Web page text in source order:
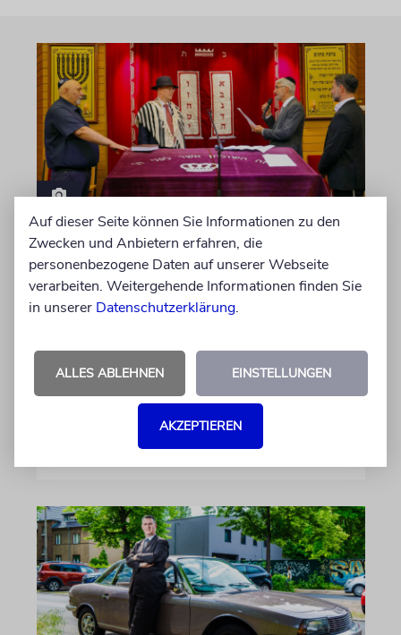
Altes Amt mit Zukunft
Die Jüdische Kultusgemeinde ernannte
erstmals einen Oberrabbiner, erinnerte an 55
den Namen eines berühmten Gelehrten der
Stadt
von Mascha Malburg
09.08.2026
Auf dieser Seite können Sie Informationen zu den
Zwecken und Anbietern erfahren, die
personenbezogene Daten auf unserer Webseite
verarbeiten. Weitergehende Informationen finden Sie
in unserer Datenschutzerklärung.
ALLES ABLEHNEN EINSTELLUNGEN
AKZEPTIEREN